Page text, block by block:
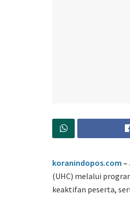
koranindopos.com –
(UHC) melalui
keaktifan peserta,